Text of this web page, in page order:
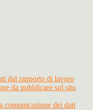
dal rapporto di lavoro
da pubblicare sul sito
comunicazione dei dati